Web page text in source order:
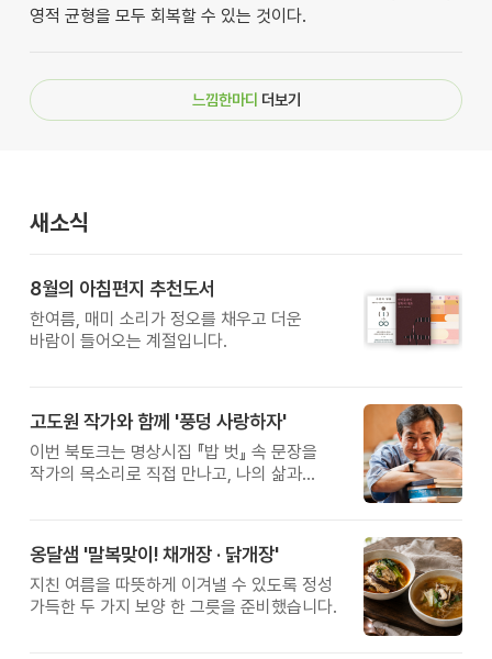
영적 균형을 모두 회복할 수 있는 것이다.
느낌한마디 더보기
새소식
8월의 아침편지 추천도서
한여름, 매미 소리가 정오를 채우고 더운
바람이 들어오는 계절입니다.
고도원 작가와 함께 '풍덩 사랑하자'
이번 북토크는 명상시집 『밥 벗』 속 문장을
작가의 목소리로 직접 만나고, 나의 삶과
옹달샘 '말복맞이! 채개장 · 닭개장'
지친 여름을 따뜻하게 이겨낼 수 있도록 정성
가득한 두 가지 보양 한 그릇을 준비했습니다.